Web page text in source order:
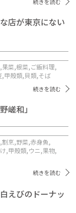
店が東京にない
果菜,根菜,ご飯料理,
,甲殻類,貝類,そば
続きを読む
嵯和」
割烹,野菜,赤身魚,
,甲殻類,ウニ,果物,
続きを読む
えびのドーナッ